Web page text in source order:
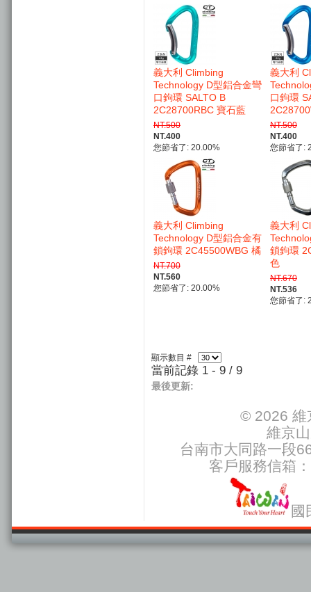
義大利 Climbing
Technology D型鋁合金彎
口鉤環 SALTO B
2C28700RBC 寶石藍
NT.500
NT.400
您節省了: 20.00%
義大利
口鉤環
NT.500
NT.400
您節省了:
義大利 Climbing
Technology D型鋁合金有
鎖鉤環 2C45500WBG 橘
NT.700
NT.560
您節省了: 20.00%
義大利
鎖鉤環
色
NT.670
NT.536
您節省了:
顯示數目 #
當前記錄 1 - 9 / 9
最後更新:
© 2026 維
維京
台南市大同路一段
客戶服務信箱：
國